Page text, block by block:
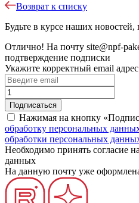
Возврат к списку
Будьте в курсе наших
Отлично! На почту site@npf-
подтверждение подписки
Укажите корректный email адрес
Нажимая на кнопку
обработку персональных
обработки персональных
Необходимо принять согласие
данных
На данную почту уже